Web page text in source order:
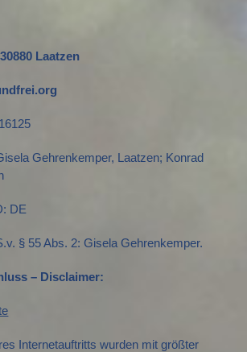
Laatzen
Gehrenkemper, Laatzen; Konrad
DE
§ 55 Abs. 2: Gisela Gehrenkemper.
– Disclaimer:
Internetauftritts wurden mit größter